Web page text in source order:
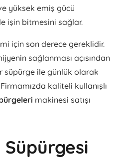
yüksek emiş gücü
işin bitmesini sağlar.
için son derece gereklidir.
sağlanması açısından
süpürge ile günlük olarak
kaliteli kullanışlı
makinesi satışı
Süpürgesi